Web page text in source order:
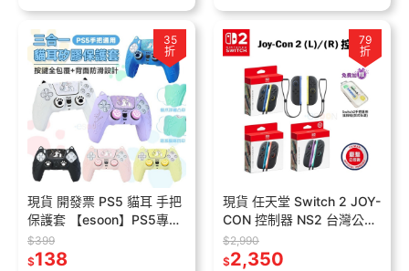
35
折
現貨 開發票 PS5 貓耳 手把
保護套 【esoon】PS5專用
手柄保護套 PS5 控制器 手
把套 柔軟矽膠 觸控貼
$399
$138
79
折
現貨 任天堂 Switch 2 JOY-
CON 控制器 NS2 台灣公司
貨 紅藍手把 淺紫淺綠 藍黃
無線 手把
$2,990
$2,350